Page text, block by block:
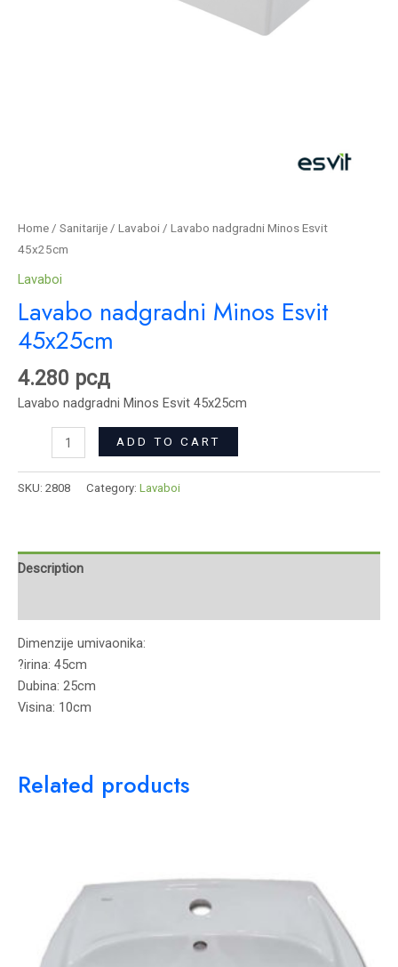
Home / Sanitarije / Lavaboi / Lavabo nadgradni Minos Esvit
45x25cm
Lavaboi
Lavabo nadgradni Minos Esvit
45x25cm
4.280 рсд
Lavabo nadgradni Minos Esvit 45x25cm
ADD TO CART
SKU: 2808 Category: Lavaboi
Description
Dimenzije umivaonika:
?irina: 45cm
Dubina: 25cm
Visina: 10cm
Related products